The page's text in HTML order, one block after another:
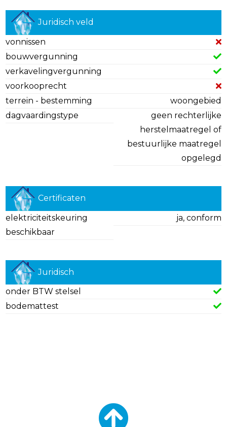
Juridisch veld
vonnissen
bouwvergunning
verkavelingvergunning
voorkooprecht
terrein - bestemming
woongebied
dagvaardingstype
geen rechterlijke
herstelmaatregel of
bestuurlijke maatregel
opgelegd
Certificaten
elektriciteitskeuring
beschikbaar
ja, conform
Juridisch
onder BTW stelsel
bodemattest